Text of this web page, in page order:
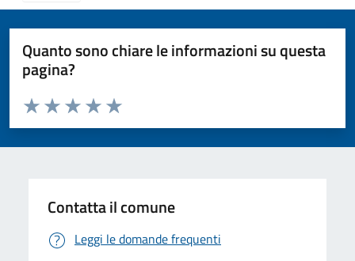
Quanto sono chiare le informazioni su questa
pagina?
Valuta da 1 a 5 stelle la pagina
Valuta 5 stelle su 5
Valuta 4 stelle su 5
Valuta 3 stelle su 5
Valuta 2 stelle su 5
Valuta 1 stelle su 5
Contatta il comune
Leggi le domande frequenti